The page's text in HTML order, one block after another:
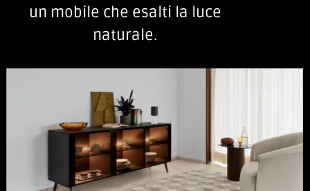
un mobile che esalti la luce
naturale.